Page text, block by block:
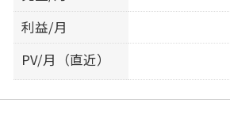
利益/月
PV/月（直近）